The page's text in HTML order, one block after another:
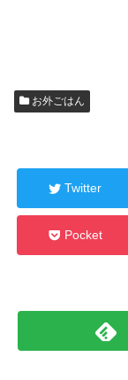
お外ごはん
Twitter
Pocket